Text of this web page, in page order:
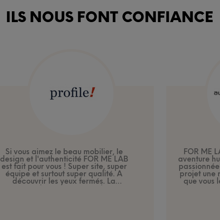
ILS NOUS FONT CONFIANCE
Si vous aimez le beau mobilier, le
design et l'authenticité FOR ME LAB
est fait pour vous ! Super site, super
équipe et surtout super qualité. A
découvrir les yeux fermés. La
FOR ME
aventure
projet une
que vous